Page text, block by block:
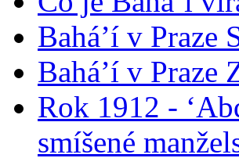
Bahá’í v Praze
Bahá’í v Praze
Rok 1912 -
smíšené